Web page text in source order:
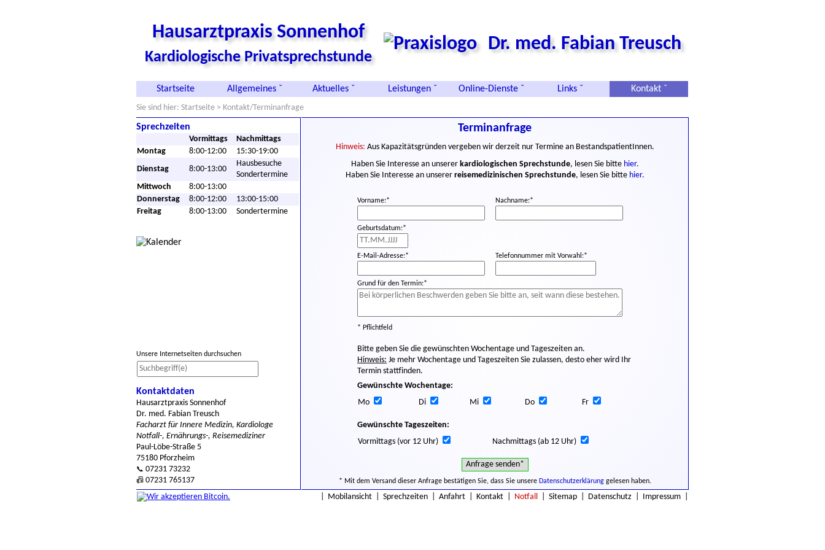
Hausarztpraxis Sonnenhof
Kardiologische Privatsprechstunde
Dr. med. Fabian Treusch
Startseite Allgemeines ˇ Aktuelles ˇ Leistungen ˇ Online-Dienste ˇ Links ˇ Kontakt ˇ
Sie sind hier: Startseite > Kontakt/Terminanfrage
Sprechzeiten
Vormittags
Nachmittags
Montag
8:00-12:00
15:30-19:00
Dienstag
8:00-13:00
Hausbesuche
Sondertermine
Mittwoch
8:00-13:00
Donnerstag
8:00-12:00
13:00-15:00
Freitag
8:00-13:00 Sondertermine
Unsere Internetseiten durchsuchen
Kontaktdaten
Hausarztpraxis Sonnenhof
Dr. med. Fabian Treusch
Facharzt für Innere Medizin, Kardiologe
Notfall-, Ernährungs-, Reisemediziner
Paul-Löbe-Straße 5
75180 Pforzheim
📞 07231 73232
📠 07231 765137
Terminanfrage
Hinweis: Aus Kapazitätsgründen vergeben wir derzeit nur Termine an BestandspatientInnen.
Haben Sie Interesse an unserer kardiologischen Sprechstunde, lesen Sie bitte hier.
Haben Sie Interesse an unserer reisemedizinischen Sprechstunde, lesen Sie bitte hier.
Vorname:* Nachname:*
Geburtsdatum:*
E-Mail-Adresse:* Telefonnummer mit Vorwahl:*
Grund für den Termin:*
* Pflichtfeld
Bitte geben Sie die gewünschten Wochentage und Tageszeiten an.
Hinweis: Je mehr Wochentage und Tageszeiten Sie zulassen, desto eher wird Ihr
Termin stattfinden.
Gewünschte Wochentage:
Mo
Di Mi Do Fr
Gewünschte Tageszeiten:
Vormittags (vor 12 Uhr)
Nachmittags (ab 12 Uhr)
* Mit dem Versand dieser Anfrage bestätigen Sie, dass Sie unsere Datenschutzerklärunggelesen haben.
Mobilansicht Sprechzeiten Anfahrt Kontakt Notfall Sitemap Datenschutz Impressum